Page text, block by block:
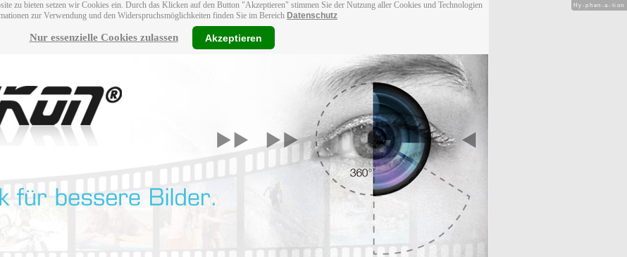
zu bieten setzen wir Cookies ein. Durch das Klicken auf den Button "Akzeptieren" stimmen Sie der Nutzung aller Cookies und Technologien
zur Verwendung und den Widerspruchsmöglichkeiten finden Sie im Bereich Datenschutz
Nur essenzielle Cookies zulassen Akzeptieren
Hy-phen-a-tion